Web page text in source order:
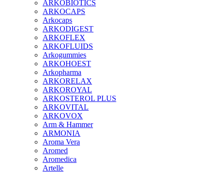
ARKOBIOTICS
ARKOCAPS
Arkocaps
ARKODIGEST
ARKOFLEX
ARKOFLUIDS
Arkogummies
ARKOHOEST
Arkopharma
ARKORELAX
ARKOROYAL
ARKOSTEROL PLUS
ARKOVITAL
ARKOVOX
Arm & Hammer
ARMONIA
Aroma Vera
Aromed
Aromedica
Artelle